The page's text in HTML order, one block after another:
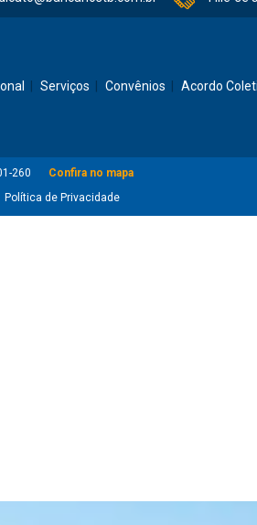
Serviços Convênios Acordo
260
Confira no mapa
Política de Privacidade